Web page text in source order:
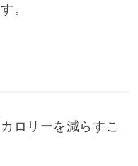
。
ロリーを減らすこ